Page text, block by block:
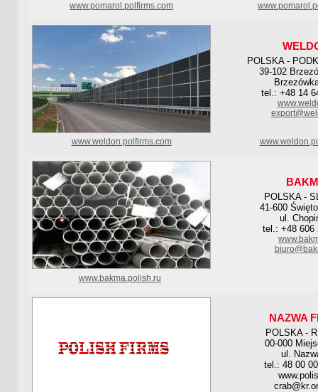
www.pomarol.polfirms.com
POLSKA -
39-102
tel.: +48 14
www.weldon.polfirms.com
POLSKA -
41-600
ul.
tel.: +48 606
www.bakma.polish.ru
NAZWA
POLSKA -
00-000
ul.
tel.: 48 00